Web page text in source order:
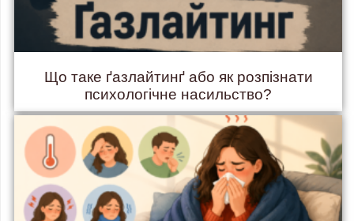
Що таке ґазлайтинґ або як розпізнати
психологічне насильство?